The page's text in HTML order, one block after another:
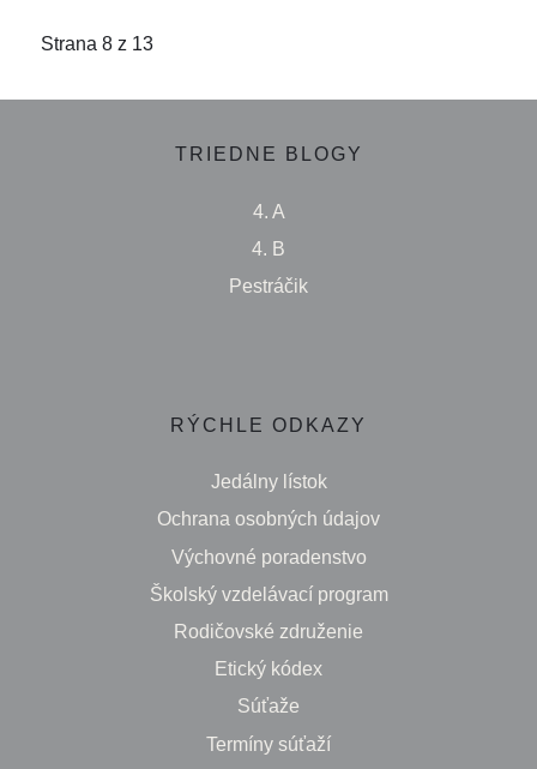
Strana 8 z 13
TRIEDNE BLOGY
4. A
4. B
Pestráčik
RÝCHLE ODKAZY
Jedálny lístok
Ochrana osobných údajov
Výchovné poradenstvo
Školský vzdelávací program
Rodičovské združenie
Etický kódex
Súťaže
Termíny súťaží